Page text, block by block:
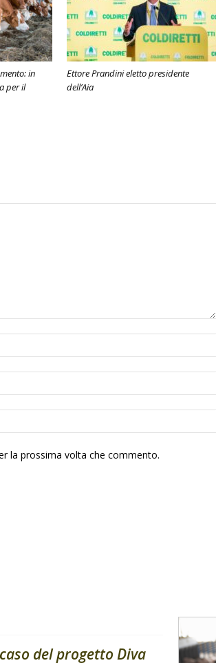
in
per il
Ettore Prandini eletto presidente
dell’Aia
la prossima volta che commento.
del progetto Diva